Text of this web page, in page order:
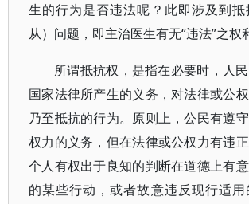
生的行为是否违法呢？此即涉及到抵
从）问题，即主治医生有无“违法”之权
所谓抵抗权，是指在必要时，人
国家法律所产生的义务，对法律或公
乃至抵抗的行为。原则上，公民有遵
权力的义务，但在法律或公权力有违
个人有权出于良知的判断在道德上有
的某些行动，或者故意违反现行适